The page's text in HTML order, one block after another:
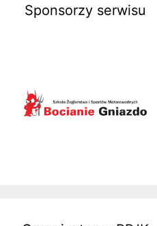
Sponsorzy serwisu